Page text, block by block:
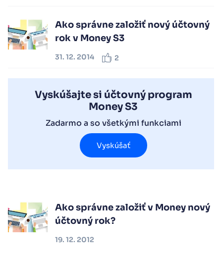
Ako správne založiť nový účtovný
rok v Money S3
31. 12. 2014 2
Vyskúšajte si účtovný program
Money S3
Zadarmo a so všetkými funkciami
Vyskúšať
Ako správne založiť v Money nový
účtovný rok?
19. 12. 2012